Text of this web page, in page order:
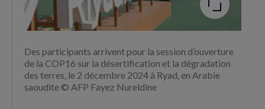
Des participants arrivent pour la session d’ouverture
de la COP16 sur la désertification et la dégradation
des terres, le 2 décembre 2024 à Ryad, en Arabie
saoudite © AFP Fayez Nureldine